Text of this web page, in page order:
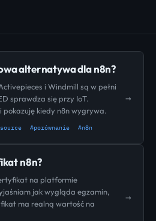
alternatywa dla n8n?
i Windmill są w pełni
sprawdza się przy IoT.
pokazuję kiedy n8n wygrywa.
#porównanie #n8n
→
n8n?
na platformie
jak wygląda egzamin,
ma realną wartość na
→